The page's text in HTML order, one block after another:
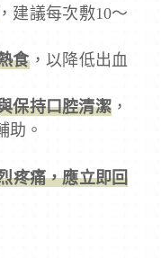
建議每次敷10～
食，以降低出血
保持口腔清潔 ，
助。
疼痛，應立即回